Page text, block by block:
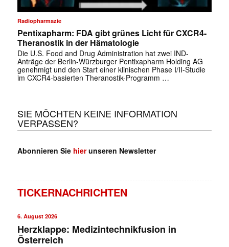
Radiopharmazie
Pentixapharm: FDA gibt grünes Licht für CXCR4-
Theranostik in der Hämatologie
Die U.S. Food and Drug Administration hat zwei IND-
Anträge der Berlin-Würzburger Pentixapharm Holding AG
genehmigt und den Start einer klinischen Phase I/II-Studie
im CXCR4-basierten Theranostik-Programm …
SIE MÖCHTEN KEINE INFORMATION
VERPASSEN?
Abonnieren Sie hierunseren Newsletter
TICKERNACHRICHTEN
6. August 2026
Herzklappe: Medizintechnikfusion in
Österreich